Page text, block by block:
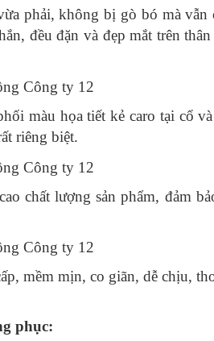
phải, không bị gò bó mà vẫn
đều đặn và đẹp mắt trên
màu họa tiết kẻ caro tại cổ
riêng biệt.
lượng sản phẩm, đảm
mềm mịn, co giãn, dễ chịu,
phục: